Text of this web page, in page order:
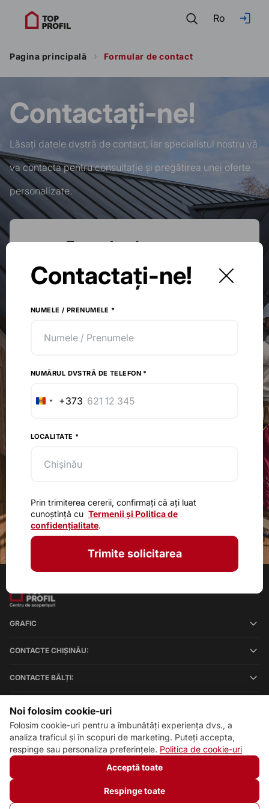
Ro
Pagina principală Formular de contact
Contactați-ne!
Lăsați datele dvstră de contact, iar specialistul nostru vă
va contacta pentru consultație și pregătirea unei oferte
personalizate.
Formular de contact
NUMELE / PRENUMELE *
Moldova
Prin trimiterea cererii, confirmați că ați luat cunoștință
Termenii și Politica de confidențialitate
GRAFIC
CONTACTE CHIȘINĂU:
CONTACTE BĂLȚI:
© 2013 – 2026 ECOM
Setări cookie-uri
Politica de cookie-uri
Noi folosim cookie-uri
Folosim cookie-uri pentru a îmbunătăți experiența dvs., a
analiza traficul și în scopuri de marketing. Puteți accepta,
respinge sau personaliza preferințele. Politica de cookie-uri
Acceptă toate
Respinge toate
Contactați-ne!
NUMELE / PRENUMELE *
NUMĂRUL DVSTRĂ DE TELEFON *
Republica
+373
LOCALITATE *
Prin trimiterea cererii, confirmați că ați luat
cunoștință cu Termenii și Politica de
confidențialitate.
Trimite solicitarea